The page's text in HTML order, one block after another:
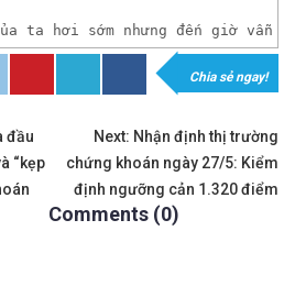
ta hơi sớm nhưng đến giờ
chungkhoanforex.com/
𝐤𝐡𝐢 𝐭𝐡𝐚𝐦 𝐠𝐢𝐚 𝐭𝐡ị 𝐭𝐫ườ𝐧𝐠 𝐭à𝐢 𝐜𝐡í𝐧𝐡
𝘴à𝘯 𝘌𝘹𝘯𝘦𝘴𝘴 𝘜𝘺 𝘛í𝘯 𝘷à 𝘱𝘩ù
𝘴à𝘯 𝘐𝘊𝘔𝘢𝘳𝘬𝘦𝘵𝘴 𝘯ổ𝘪 𝘵𝘪ế𝘯𝘨
𝘴à𝘯 𝘉𝘪𝘯𝘢𝘯𝘤𝘦 𝘯ổ𝘪 𝘵𝘪ế𝘯𝘨 𝘯𝘩ấ𝘵
Chia sẻ ngay!
đầu
“kẹp
Next: Nhận định thị trường
chứng khoán ngày 27/5: Kiểm
định ngưỡng cản 1.320 điểm
Comments (0)